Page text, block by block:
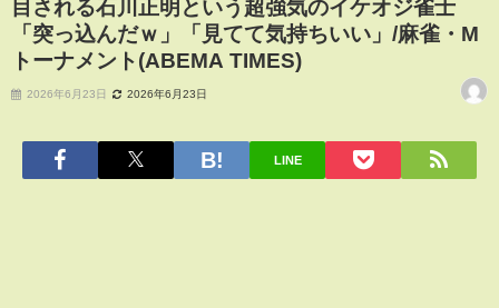
目される石川正明という超強気のイケオジ雀士
「突っ込んだｗ」「見てて気持ちいい」/麻雀・M
トーナメント(ABEMA TIMES)
2026年6月23日 2026年6月23日
LINE